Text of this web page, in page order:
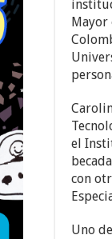
el
con
Uno